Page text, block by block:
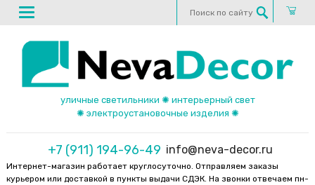
уличные светильники ✺ интерьерный свет
✺ электроустановочные изделия ✺
+7 (911) 194-96-49 info@neva-decor.ru
Интернет-магазин работает круглосуточно. Отправляем заказы
курьером или доставкой в пункты выдачи СДЭК. На звонки отвечаем пн-